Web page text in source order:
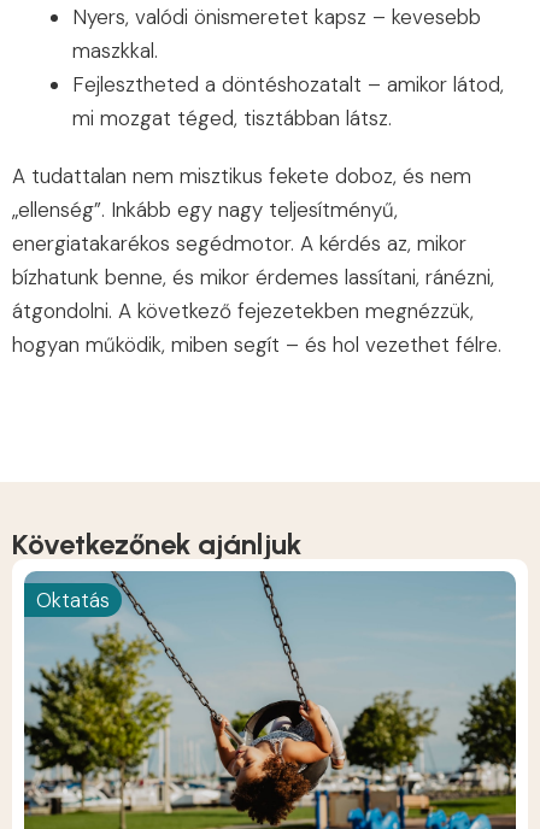
Nyers, valódi önismeretet kapsz – kevesebb
maszkkal.
Fejlesztheted a döntéshozatalt – amikor látod,
mi mozgat téged, tisztábban látsz.
A tudattalan nem misztikus fekete doboz, és nem
„ellenség”. Inkább egy nagy teljesítményű,
energiatakarékos segédmotor. A kérdés az, mikor
bízhatunk benne, és mikor érdemes lassítani, ránézni,
átgondolni. A következő fejezetekben megnézzük,
hogyan működik, miben segít – és hol vezethet félre.
Következőnek ajánljuk
Oktatás